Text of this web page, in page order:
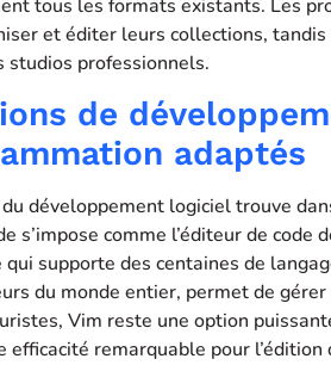
tous les formats existants. Les
et éditer leurs collections,
studios professionnels.
de
adaptés
développement logiciel trouve
s’impose comme l’éditeur de
supporte des centaines de
du monde entier, permet de
Vim reste une option
efficacité remarquable pour l’édition